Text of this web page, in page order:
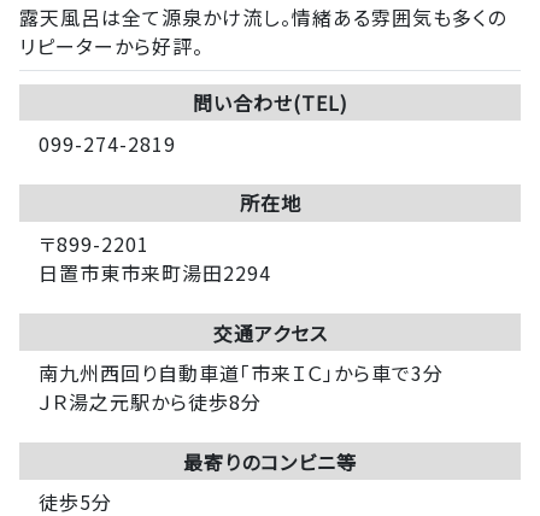
露天風呂は全て源泉かけ流し。情緒ある雰囲気も多くの
リピーターから好評。
問い合わせ(TEL)
099-274-2819
所在地
〒899-2201
日置市東市来町湯田2294
交通アクセス
南九州西回り自動車道「市来ＩＣ」から車で3分
ＪＲ湯之元駅から徒歩8分
最寄りのコンビニ等
徒歩5分